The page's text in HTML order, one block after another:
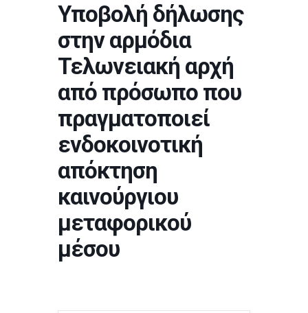
Υποβολή δήλωσης
στην αρμόδια
Τελωνειακή αρχή
από πρόσωπο που
πραγματοποιεί
ενδοκοινοτική
απόκτηση
καινούργιου
μεταφορικού
μέσου